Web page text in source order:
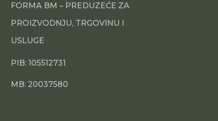
FORMA BM – PREDUZEĆE ZA
PROIZVODNJU, TRGOVINU I
USLUGE
PIB: 105512731
MB: 20037580